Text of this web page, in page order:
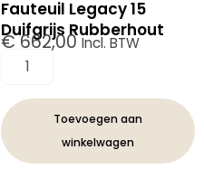
Fauteuil Legacy 15
Duifgrijs Rubberhout
€662,00 Incl. BTW
PTMD
Mire
Crème
Fauteuil
Legacy
15
Duifgrijs
Toevoegen aan
winkelwagen